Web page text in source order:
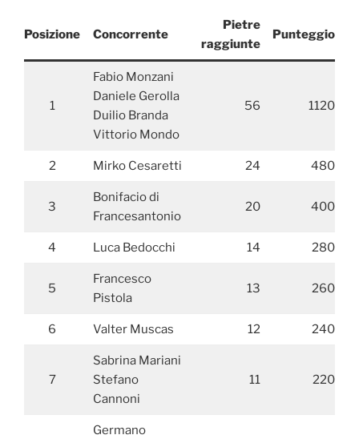
Posizione Concorrente
Pietre
raggiunte
Punteggio
1
Fabio Monzani
Daniele Gerolla
Duilio Branda
Vittorio Mondo
56 1120
2 Mirko Cesaretti 24 480
3
Bonifacio di
Francesantonio
20 400
4 Luca Bedocchi 14 280
5
Francesco
Pistola
13 260
6 Valter Muscas 12 240
7
Sabrina Mariani
Stefano
Cannoni
11 220
Germano